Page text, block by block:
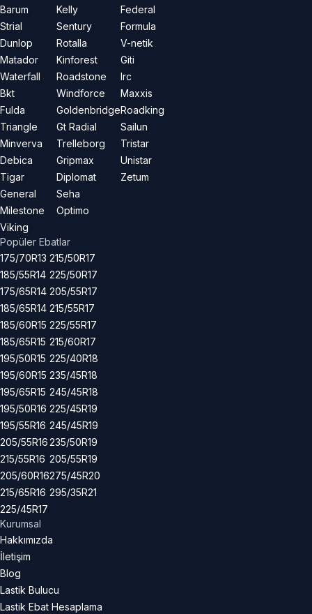
Barum
Strial
Dunlop
Matador
Waterfall
Bkt
Fulda
Triangle
Minverva
Debica
Tigar
General
Milestone
Viking
Kelly
Sentury
Rotalla
Kinforest
Roadstone
Windforce
Goldenbridge
Gt Radial
Trelleborg
Gripmax
Diplomat
Seha
Optimo
Federal
Formula
V-netik
Giti
Irc
Maxxis
Roadking
Sailun
Tristar
Unistar
Zetum
Popüler Ebatlar
175/70R13
185/55R14
175/65R14
185/65R14
185/60R15
185/65R15
195/50R15
195/60R15
195/65R15
195/50R16
195/55R16
205/55R16
215/55R16
205/60R16
215/65R16
225/45R17
215/50R17
225/50R17
205/55R17
215/55R17
225/55R17
215/60R17
225/40R18
235/45R18
245/45R18
225/45R19
245/45R19
235/50R19
205/55R19
275/45R20
295/35R21
Kurumsal
Hakkımızda
İletişim
Blog
Lastik Bulucu
Lastik Ebat Hesaplama